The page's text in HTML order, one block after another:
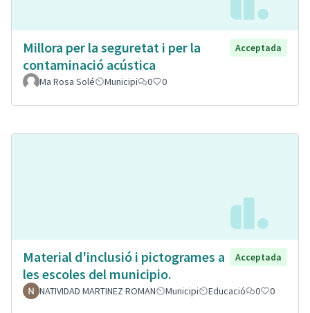
Millora per la seguretat i per la
contaminació acústica
Acceptada
Ma Rosa Solé Municipi 0 0
Material d'inclusió i pictogrames a
les escoles del municipio.
Acceptada
NATIVIDAD MARTINEZ ROMAN Municipi Educació 0 0